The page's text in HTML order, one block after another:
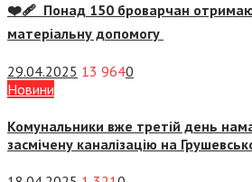
❤️‍🩹 Понад 150 броварчан
матеріальну допомогу
29.04.2025 13 9640
Новини
Комунальники вже третій день
засмічену каналізацію на